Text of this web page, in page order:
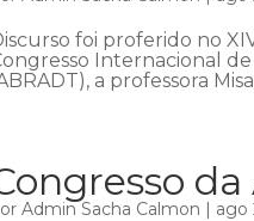
foi proferido no
Internacional
a professora
Admin Sacha Calmon | ago